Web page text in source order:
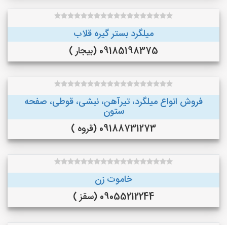
میلگرد بستر گیره قلاب
09185198375 (بیجار )
فروش انواع میلگرد، تیرآهن، نبشی، قوطی، صفحه
ستون
09188731273 (قروه )
خاموت زن
09055212244 (سقز )